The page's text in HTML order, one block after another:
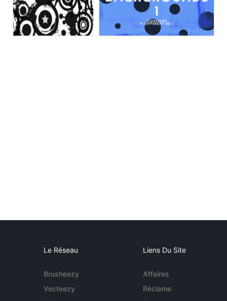
Le Réseau
Brusheezy
Vecteezy
Liens Du Site
Affaires
Réclame